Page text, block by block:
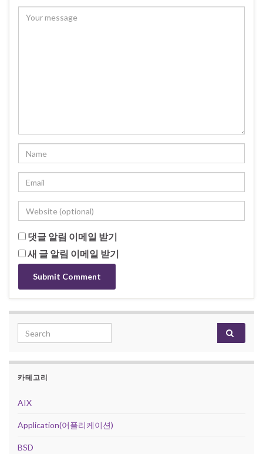
댓글 알림 이메일 받기
새 글 알림 이메일 받기
Search for:
카테고리
AIX
Application(어플리케이션)
BSD